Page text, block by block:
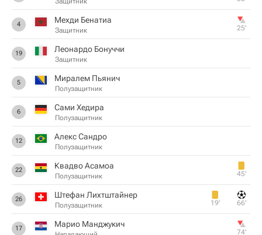
4 Мехди Бенатиа
Защитник 25‎’‎
19 Леонардо Бонуччи
Защитник
5 Миралем Пьянич
Полузащитник
6 Сами Хедира
Полузащитник
12 Алекс Сандро
Полузащитник
22 Квадво Асамоа
Полузащитник 45‎’‎
26 Штефан Лихтштайнер
Полузащитник 19‎’‎ 66‎’‎
17 Марио Манджукич
74‎’‎